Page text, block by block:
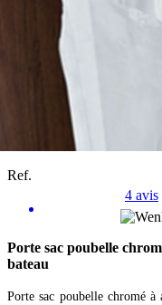
Ref.
4 avis
Porte sac poubelle
bateau
Porte sac poubelle chromé à